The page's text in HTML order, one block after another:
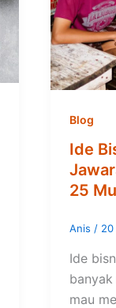
Blog
Ide
25
Anis / 20
Ide
mau